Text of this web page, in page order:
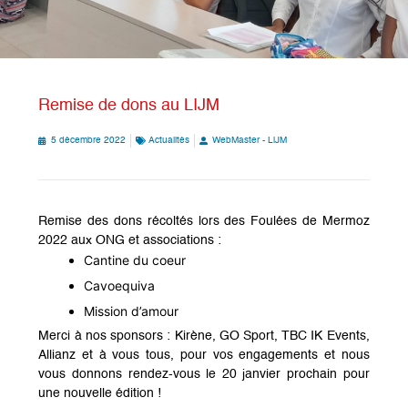
Remise de dons au LIJM
5 décembre 2022 Actualités WebMaster - LiJM
Remise des dons récoltés lors des Foulées de Mermoz
2022 aux ONG et associations :
Cantine du coeur
Cavoequiva
Mission d’amour
Merci à nos sponsors : Kirène, GO Sport, TBC IK Events,
Allianz et à vous tous, pour vos engagements et nous
vous donnons rendez-vous le 20 janvier prochain pour
une nouvelle édition !